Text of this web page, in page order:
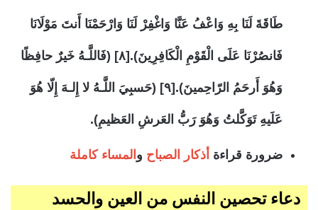
طَاقَةَ لَنَا بِهِ وَاعْفُ عَنَّا وَاغْفِرْ لَنَا وَارْحَمْنَا أَنتَ مَوْلَانَا
فَانصُرْنَا عَلَى الْقَوْمِ الْكَافِرِينَ).[٨] (فَاللَّـهُ خَيرٌ حافِظًا
وَهُوَ أَرحَمُ الرّاحِمينَ).[٩] (حَسبِيَ اللَّـهُ لا إِلـهَ إِلّا هُوَ
عَلَيهِ تَوَكَّلتُ وَهُوَ رَبُّ العَرشِ العَظيمِ).
ضرورة قراءة أذكار الصباح و المساء كاملة
دعاء تحصين النفس من العين والحسد